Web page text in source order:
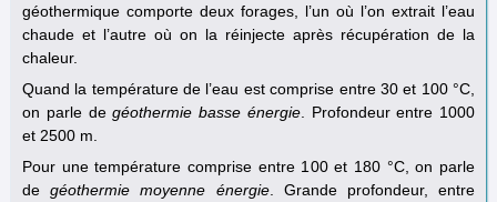
géothermique comporte deux forages, l’un où l’on extrait l’eau
chaude et l’autre où on la réinjecte après récupération de la
chaleur.
Quand la température de l’eau est comprise entre 30 et 100 °C,
on parle degéothermie basse énergie. Profondeur entre 1000
et 2500 m.
Pour une température comprise entre 100 et 180 °C, on parle
degéothermie moyenne énergie. Grande profondeur, entre